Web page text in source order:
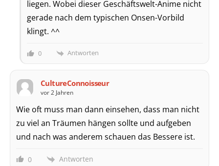
liegen. Wobei dieser Geschäftswelt-Anime nicht
gerade nach dem typischen Onsen-Vorbild
klingt. ^^
0 Antworten
CultureConnoisseur
vor 2 Jahren
Wie oft muss man dann einsehen, dass man nicht
zu viel an Träumen hängen sollte und aufgeben
und nach was anderem schauen das Bessere ist.
0 Antworten